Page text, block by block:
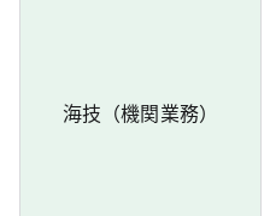
海技（機関業務）